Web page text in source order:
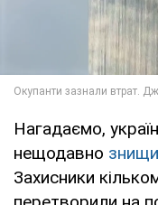
Нагадаємо,
нещодавно
Захисники